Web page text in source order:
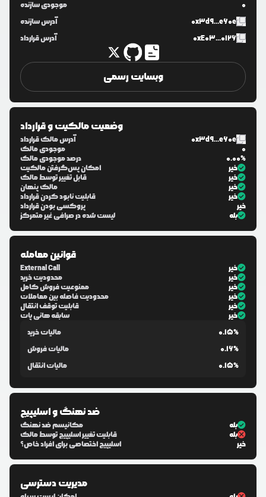
موجودی سازنده
0
آدرس سازنده
0x3d9...e60e
آدرس قرارداد
0xE03...0126
وبسایت رسمی
وضعیت مالکیت و قرارداد
آدرس مالک قرارداد
0x3d9...e60e
موجودی مالک
0
درصد موجودی مالک
0.00%
امکان پس‌گرفتن مالکیت
خیر
قابل تغییر توسط مالک
خیر
مالک پنهان
خیر
قابلیت نابود کردن قرارداد
خیر
پروکسی بودن قرارداد
خیر
لیست شده در صرافی غیر متمرکز
بله
قوانین معامله
External Call
خیر
محدودیت خرید
خیر
ممنوعیت فروش کامل
خیر
محدودیت فاصله بین معاملات
خیر
قابلیت توقف انتقال
خیر
سابقه هانی پات
خیر
مالیات خرید
0.15%
مالیات فروش
0.16%
مالیات انتقال
0.15%
ضد نهنگ و اسلیپیج
مکانیسم ضد نهنگ
بله
قابلیت تغییر اسلیپیج توسط مالک
بله
اسلیپیج اختصاصی برای افراد خاص؟
خیر
مدیریت دسترسی